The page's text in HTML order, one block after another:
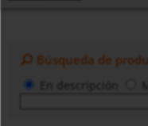
Búsqueda de